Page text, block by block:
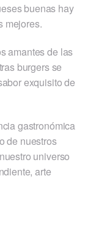
buenas hay
mejores.
amantes de las
burgers se
exquisito de
gastronómica
de nuestros
universo
arte